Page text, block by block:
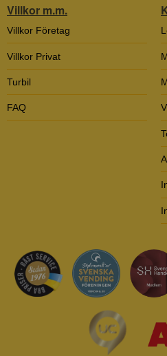
Villkor m.m.
Villkor Företag
Villkor Privat
Turbil
FAQ